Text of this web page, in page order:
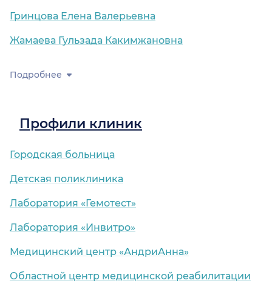
Гринцова Елена Валерьевна
Жамаева Гульзада Какимжановна
Подробнее
Профили клиник
Городская больница
Детская поликлиника
Лаборатория «Гемотест»
Лаборатория «Инвитро»
Медицинский центр «АндриАнна»
Областной центр медицинской реабилитации